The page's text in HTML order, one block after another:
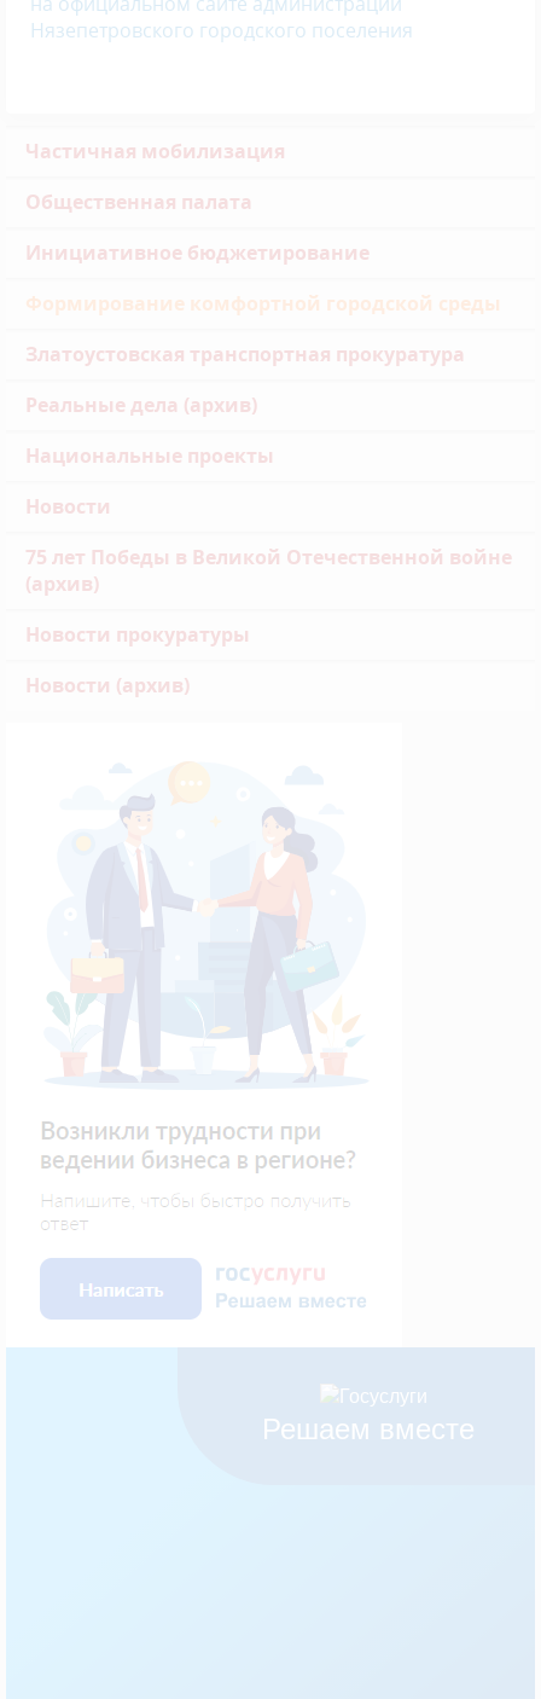
Нязепетровского городского поселения
Частичная мобилизация
Общественная палата
Инициативное бюджетирование
Формирование комфортной городской среды
Златоустовская транспортная прокуратура
Реальные дела (архив)
Национальные проекты
Новости
75 лет Победы в Великой Отечественной войне
(архив)
Новости прокуратуры
Новости (архив)
Решаем вместе